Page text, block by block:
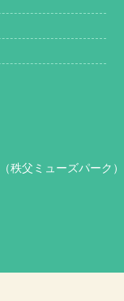
秩父ミューズパーク）